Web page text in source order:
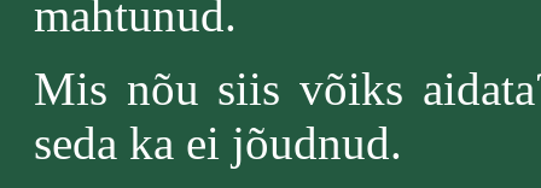
mahtunud.
Mis nõu siis võiks
seda ka ei jõudnud.